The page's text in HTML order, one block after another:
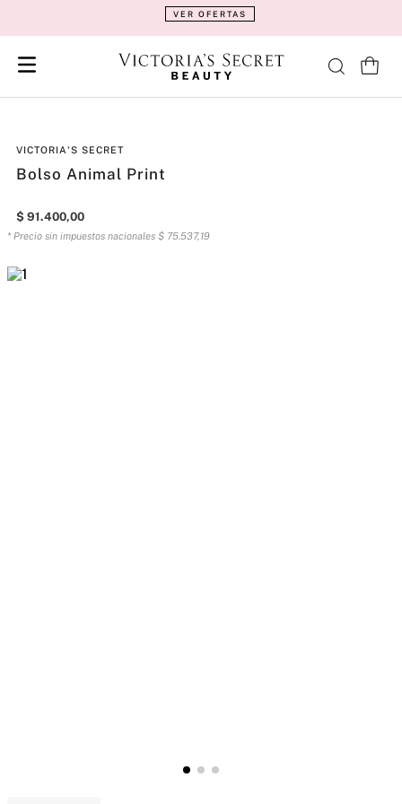
VER OFERTAS
VICTORIA'S SECRET
Bolso Animal Print
$ 91.400,00
* Precio sin impuestos nacionales $ 75.537,19